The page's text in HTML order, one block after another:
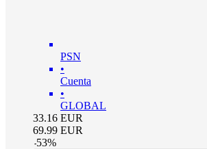
PSN
•
Cuenta
•
GLOBAL
33.16 EUR
69.99 EUR
-53%